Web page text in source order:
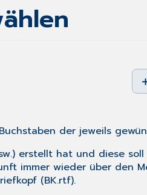
der jeweils
erstellt hat und diese
immer wieder über den
(BK.rtf).